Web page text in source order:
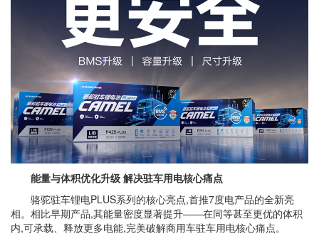
能量与体积优化升级 解决驻车用电核心痛点
骆驼驻车锂电PLUS系列的核心亮点,首推7度电产品的全新亮
相。相比早期产品,其能量密度显著提升——在同等甚至更优的体积
内,可承载、释放更多电能,完美破解商用车驻车用电核心痛点。